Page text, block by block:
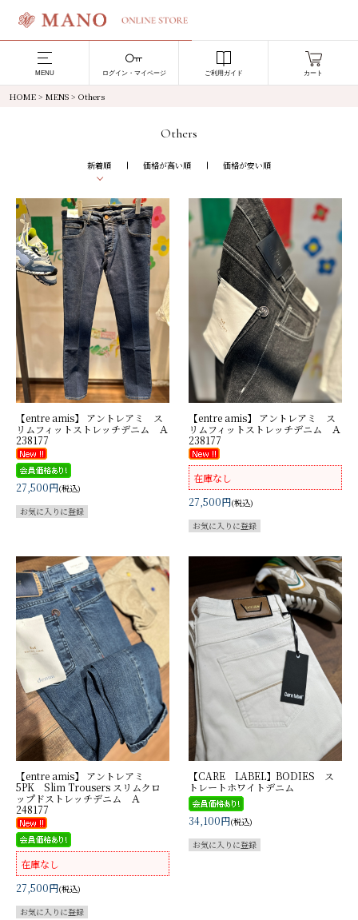
MENU ログイン・マイページ ご利用ガイド カート
HOME > MENS > Others
Others
価格が安い順
価格が高い順
新着順
【entre amis】 アントレアミ ス
リムフィットストレッチデニム Ａ
238177
27,500円(税込)
【entre amis】 アントレアミ ス
リムフィットストレッチデニム Ａ
238177
在庫なし
27,500円(税込)
【entre amis】 アントレアミ
5PK Slim Trousers スリムクロ
ップドストレッチデニム Ａ
248177
在庫なし
27,500円(税込)
【CARE LABEL】BODIES ス
トレートホワイトデニム
34,100円(税込)